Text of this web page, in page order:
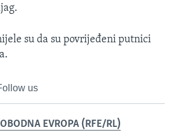
su da su povrijeđeni putnici
us
EVROPA (RFE/RL)